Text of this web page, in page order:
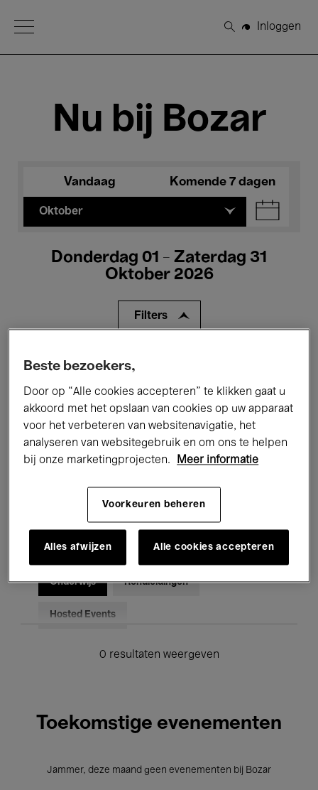
Open Menu
Zoeken
Inloggen
Nu bij Bozar
Vandaag Komende 7 dagen
Oktober
Donderdag 01 - Zaterdag 31
Oktober 2026
Filters
Alle evenementen
Tentoonstellingen Films
Performances Lezingen & Debatten
Jazz Klassieke Muziek Global Music
Voor iedereen Kids’ Palace
Onderwijs Rondleidingen
Hosted Events
0 resultaten weergeven
Toekomstige evenementen
Jammer, deze maand geen evenementen bij Bozar
Beste bezoekers,
Door op “Alle cookies accepteren” te klikken gaat u
akkoord met het opslaan van cookies op uw apparaat
voor het verbeteren van websitenavigatie, het
analyseren van websitegebruik en om ons te helpen
bij onze marketingprojecten.
Meer informatie
Voorkeuren beheren
Alles afwijzen Alle cookies accepteren